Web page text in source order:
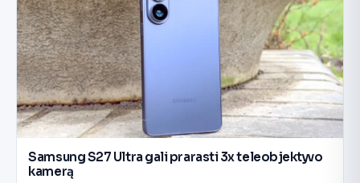
Samsung S27 Ultra gali prarasti 3x teleobjektyvo
kamerą